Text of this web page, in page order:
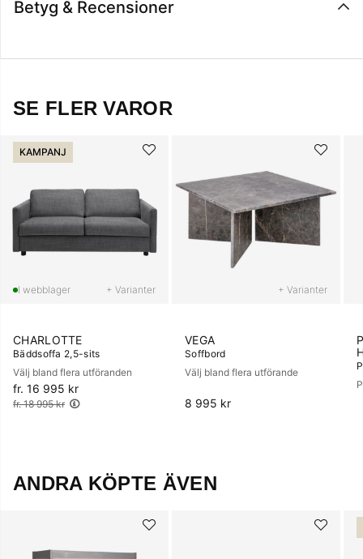
Betyg & Recensioner
SE FLER VAROR
KAMPANJ
+ Varianter
CHARLOTTE
Bäddsoffa 2,5-sits
Välj bland flera utföranden
fr. 16 995 kr
Ordinarie pris:
fr. 18 995 kr
+ Varianter
VEGA
Soffbord
Välj bland flera utförande
8 995 kr
ANDRA KÖPTE ÄVEN